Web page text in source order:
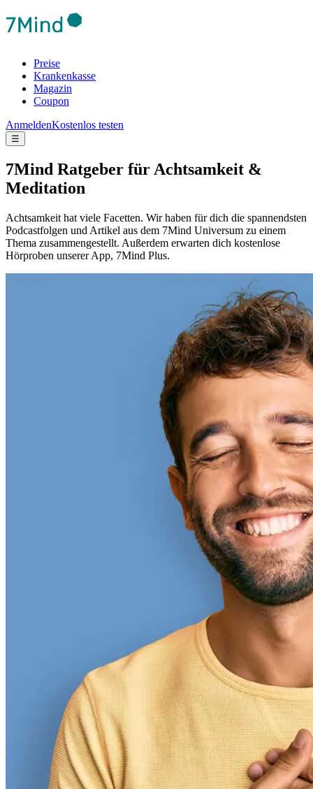
Preise
Krankenkasse
Magazin
Coupon
AnmeldenKostenlos testen
☰
7Mind Ratgeber für Achtsamkeit &
Meditation
Achtsamkeit hat viele Facetten. Wir haben für dich die spannendsten
Podcastfolgen und Artikel aus dem 7Mind Universum zu einem
Thema zusammengestellt. Außerdem erwarten dich kostenlose
Hörproben unserer App, 7Mind Plus.